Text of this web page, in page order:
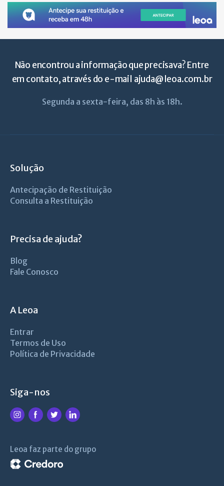
Não encontrou a informação que precisava? Entre
em contato, através do e-mail ajuda@leoa.com.br
Segunda a sexta-feira, das 8h às 18h.
Solução
Antecipação de Restituição
Consulta a Restituição
Precisa de ajuda?
Blog
Fale Conosco
A Leoa
Entrar
Termos de Uso
Política de Privacidade
Siga-nos
Leoa faz parte do grupo